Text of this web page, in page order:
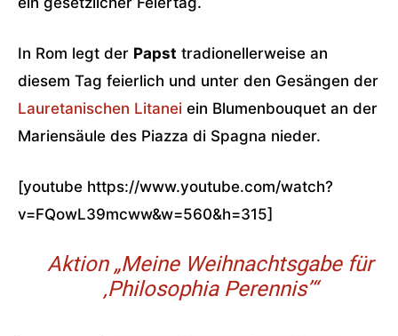
In Rom legt der Papst tradionellerweise an
diesem Tag feierlich und unter den Gesängen der
Lauretanischen Litanei ein Blumenbouquet an der
Mariensäule des Piazza di Spagna nieder.
[youtube https://www.youtube.com/watch?
v=FQowL39mcww&w=560&h=315]
Aktion „Meine Weihnachtsgabe für
‚Philosophia Perennis’“